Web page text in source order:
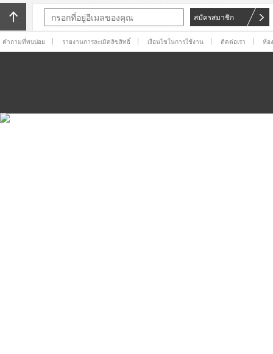
สมัครสมาชิก
คำถามที่พบบ่อย รายงานการละเมิดลิขสิทธิ์ เงื่อนไขในการใช้งาน ติดต่อเรา ห้อ